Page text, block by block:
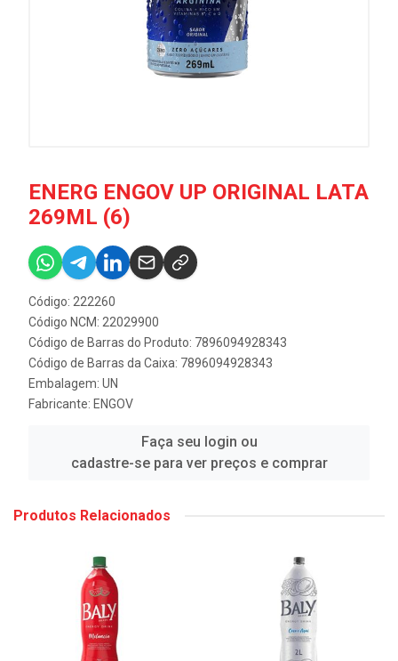
ENERG ENGOV UP ORIGINAL LATA
269ML (6)
Código: 222260
Código NCM: 22029900
Código de Barras do Produto: 7896094928343
Código de Barras da Caixa: 7896094928343
Embalagem: UN
Fabricante: ENGOV
Faça seu login ou
cadastre-se para ver preços e comprar
Produtos Relacionados